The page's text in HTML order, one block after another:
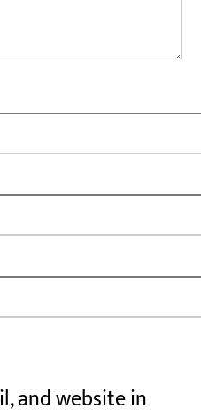
and website in